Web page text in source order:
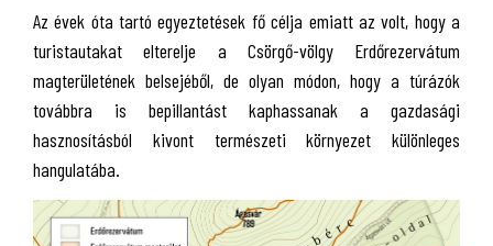
Az évek óta tartó egyeztetések fő célja emiatt az volt, hogy a
turistautakat elterelje a Csörgő-völgy Erdőrezervátum
magterületének belsejéből, de olyan módon, hogy a túrázók
továbbra is bepillantást kaphassanak a gazdasági
hasznosításból kivont természeti környezet különleges
hangulatába.